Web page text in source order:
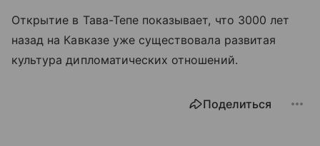
Открытие в Тава-Тепе показывает, что 3000 лет
назад на Кавказе уже существовала развитая
культура дипломатических отношений.
Поделиться